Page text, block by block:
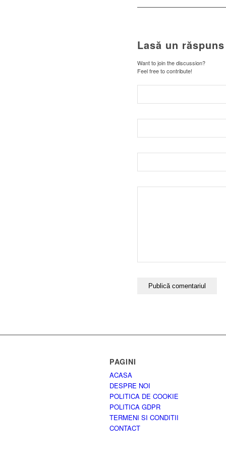
Lasă un răspuns
Want to join the discussion?
Feel free to contribute!
PAGINI
ACASA
DESPRE NOI
POLITICA DE COOKIE
POLITICA GDPR
TERMENI SI CONDITII
CONTACT